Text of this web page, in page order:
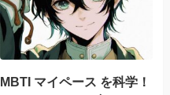
MBTI マイペース を科学！